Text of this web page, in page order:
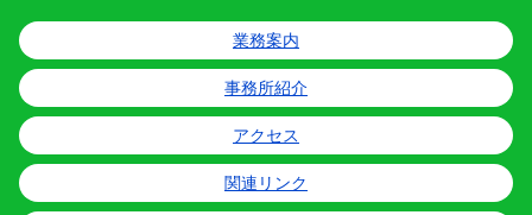
業務案内
事務所紹介
アクセス
関連リンク